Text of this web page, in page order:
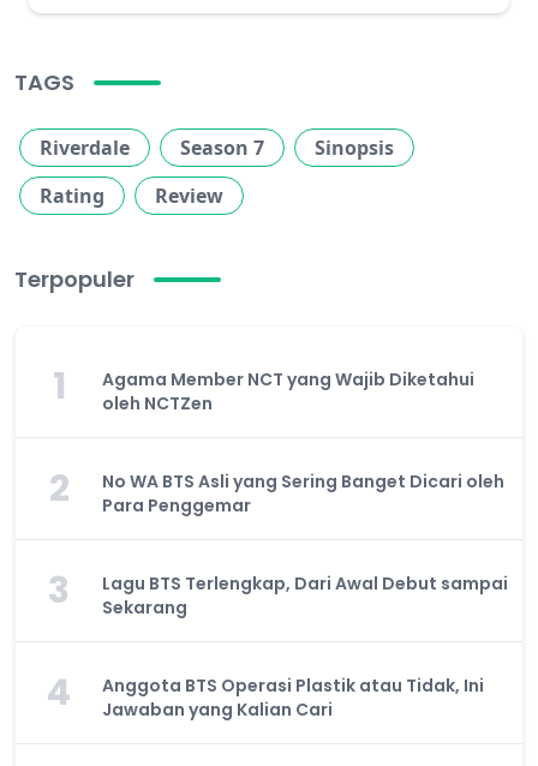
TAGS
Riverdale Season 7
Sinopsis
Rating
Review
Terpopuler
1
Agama Member NCT yang Wajib Diketahui
oleh NCTZen
2
No WA BTS Asli yang Sering Banget Dicari oleh
Para Penggemar
3
Lagu BTS Terlengkap, Dari Awal Debut sampai
Sekarang
4
Anggota BTS Operasi Plastik atau Tidak, Ini
Jawaban yang Kalian Cari